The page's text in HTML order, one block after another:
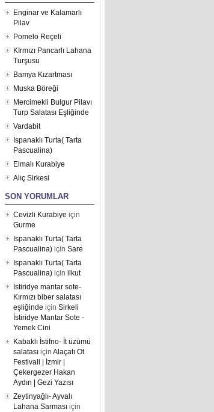
Enginar ve Kalamarlı
Pilav
Pomelo Reçeli
KIrmızı Pancarlı Lahana
Turşusu
Bamya Kızartması
Muska Böreği
Mercimekli Bulgur Pilavı
Turp Salatası Eşliğinde
Vardabit
Ispanaklı Turta( Tarta
Pascualina)
Elmalı Kurabiye
Alıç Sirkesi
SON YORUMLAR
Cevizli Kurabiye için
Gurme
Ispanaklı Turta( Tarta
Pascualina) için Sare
Ispanaklı Turta( Tarta
Pascualina) için ilkut
İstiridye mantar sote-
Kırmızı biber salatası
eşliğinde için Sirkeli
İstiridye Mantar Sote -
Yemek Cini
Kabaklı İstifno- İt üzümü
salatası için Alaçatı Ot
Festivali | İzmir |
Çekergezer Hakan
Aydın | Gezi Yazısı
Zeytinyağlı- Ayvalı
Lahana Sarması için